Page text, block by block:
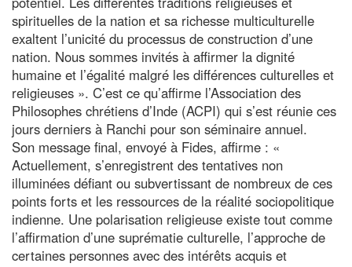
spirituelles de la nation et sa richesse multiculturelle
exaltent l’unicité du processus de construction d’une
nation. Nous sommes invités à affirmer la dignité
humaine et l’égalité malgré les différences culturelles et
religieuses ». C’est ce qu’affirme l’Association des
Philosophes chrétiens d’Inde (ACPI) qui s’est réunie ces
jours derniers à Ranchi pour son séminaire annuel.
Son message final, envoyé à Fides, affirme : «
Actuellement, s’enregistrent des tentatives non
illuminées défiant ou subvertissant de nombreux de ces
points forts et les ressources de la réalité sociopolitique
indienne. Une polarisation religieuse existe tout comme
l’affirmation d’une suprématie culturelle, l’approche de
certaines personnes avec des intérêts acquis et